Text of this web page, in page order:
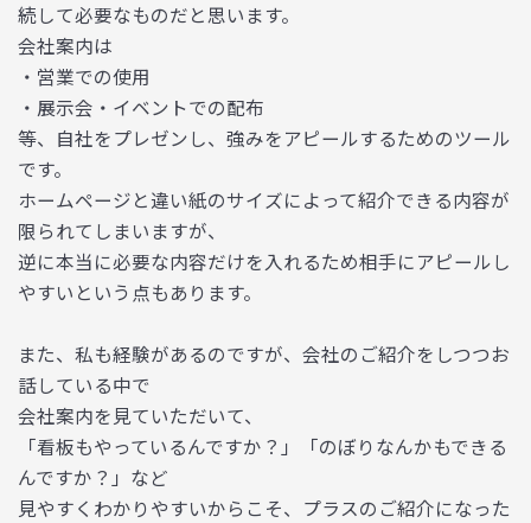
続して必要なものだと思います。
会社案内は
・営業での使用
・展示会・イベントでの配布
等、自社をプレゼンし、強みをアピールするためのツール
です。
ホームページと違い紙のサイズによって紹介できる内容が
限られてしまいますが、
逆に本当に必要な内容だけを入れるため相手にアピールし
やすいという点もあります。
また、私も経験があるのですが、会社のご紹介をしつつお
話している中で
会社案内を見ていただいて、
「看板もやっているんですか？」「のぼりなんかもできる
んですか？」など
見やすくわかりやすいからこそ、プラスのご紹介になった